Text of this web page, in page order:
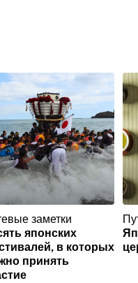
заметки
японских
в которых
принять